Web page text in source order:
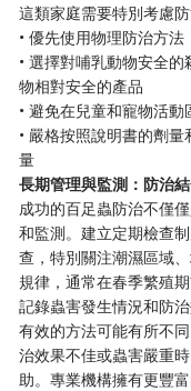
這類家庭需要特別考慮
• 優先使用物理防治方
• 選擇對哺乳動物安全
物相對安全的產品
• 避免在兒童和寵物活
• 嚴格按照說明書的劑
量
長期管理與監測：防治
成功的百足蟲防治不僅
和監測。建立定期檢查
查，特別關注潮濕區域
規律，通常在春季繁殖期
記錄蟲害發生情況和防
有效的方法可能有所不
治效果不佳或蟲害嚴重
助。專業機構擁有更豐